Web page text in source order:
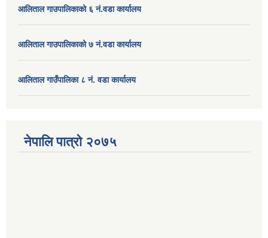
आलिताल गाउपालिकाको ६ नं.वडा कार्यालय
आलिताल गाउपालिकाको ७ नं.वडा कार्यालय
आलिताल गाउँपालिका ८ नं. वडा कार्यालय
नेपालि पात्रो २०७५